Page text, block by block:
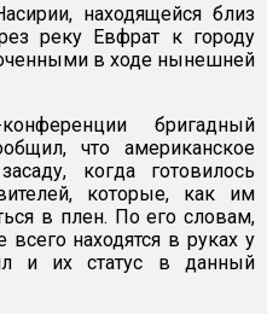
находящейся близ
реку Евфрат к городу
в ходе нынешней
бригадный
что американское
когда готовилось
которые, как им
в плен. По его словам,
находятся в руках у
и их статус в данный